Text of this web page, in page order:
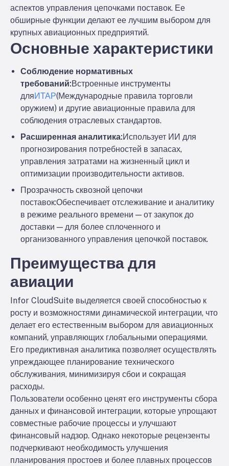
аспектов управления цепочками поставок. Ее
обширные функции делают ее лучшим выбором для
крупных авиационных предприятий.
Основные характеристики
Соблюдение нормативных
требований:Встроенные инструменты
дляИТАР(Международные правила торговли
оружием) и другие авиационные правила для
соблюдения отраслевых стандартов.
Расширенная аналитика:Использует ИИ для
прогнозирования потребностей в запасах,
управления затратами на жизненный цикл и
оптимизации производительности активов.
Прозрачность сквозной цепочки
поставок:Обеспечивает отслеживание и аналитику
в режиме реального времени — от закупок до
доставки — для более сплоченного и
организованного управления цепочкой поставок.
Преимущества для
авиации
Infor CloudSuite выделяется своей способностью к
росту и возможностями динамической интеграции, что
делает его естественным выбором для авиационных
компаний, управляющих глобальными операциями.
Его предиктивная аналитика позволяет осуществлять
упреждающее планирование технического
обслуживания, минимизируя сбои и сокращая
расходы.
Пользователи особенно ценят его инструменты сбора
данных и финансовой интеграции, которые упрощают
совместные рабочие процессы и улучшают
финансовый надзор. Однако некоторые рецензенты
подчеркивают необходимость улучшения
планирования простоев и более плавных процессов